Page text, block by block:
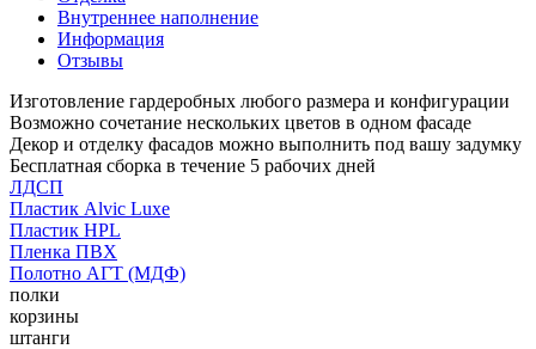
Внутреннее наполнение
Информация
Отзывы
Изготовление гардеробных любого размера и конфигурации
Возможно сочетание нескольких цветов в одном фасаде
Декор и отделку фасадов можно выполнить под вашу задумку
Бесплатная сборка в течение 5 рабочих дней
ЛДСП
Пластик Alvic Luxe
Пластик HPL
Пленка ПВХ
Полотно АГТ (МДФ)
полки
корзины
штанги